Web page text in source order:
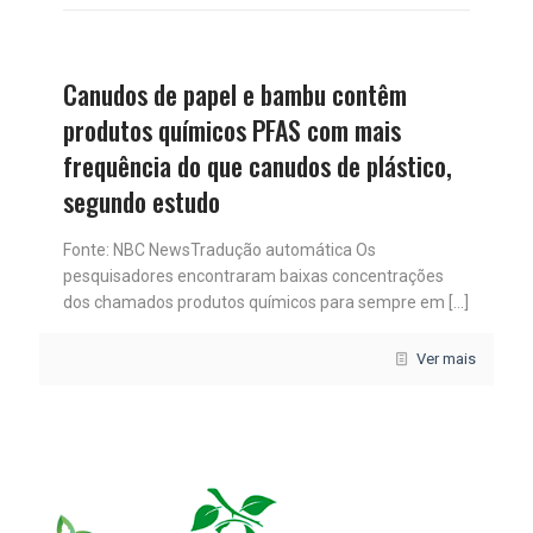
Canudos de papel e bambu contêm
produtos químicos PFAS com mais
frequência do que canudos de plástico,
segundo estudo
Fonte: NBC NewsTradução automática Os
pesquisadores encontraram baixas concentrações
dos chamados produtos químicos para sempre em
Ver mais